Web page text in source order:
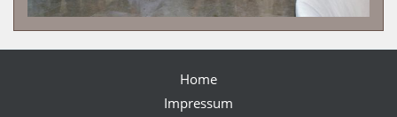
Home
Impressum